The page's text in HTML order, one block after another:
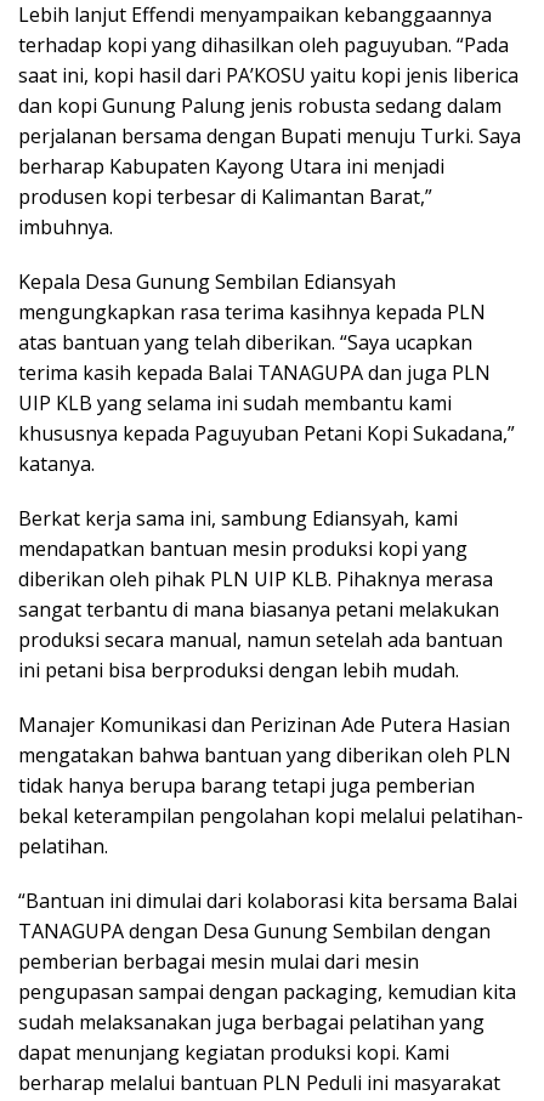
Lebih lanjut Effendi menyampaikan kebanggaannya
terhadap kopi yang dihasilkan oleh paguyuban. “Pada
saat ini, kopi hasil dari PA’KOSU yaitu kopi jenis liberica
dan kopi Gunung Palung jenis robusta sedang dalam
perjalanan bersama dengan Bupati menuju Turki. Saya
berharap Kabupaten Kayong Utara ini menjadi
produsen kopi terbesar di Kalimantan Barat,”
imbuhnya.
Kepala Desa Gunung Sembilan Ediansyah
mengungkapkan rasa terima kasihnya kepada PLN
atas bantuan yang telah diberikan. “Saya ucapkan
terima kasih kepada Balai TANAGUPA dan juga PLN
UIP KLB yang selama ini sudah membantu kami
khususnya kepada Paguyuban Petani Kopi Sukadana,”
katanya.
Berkat kerja sama ini, sambung Ediansyah, kami
mendapatkan bantuan mesin produksi kopi yang
diberikan oleh pihak PLN UIP KLB. Pihaknya merasa
sangat terbantu di mana biasanya petani melakukan
produksi secara manual, namun setelah ada bantuan
ini petani bisa berproduksi dengan lebih mudah.
Manajer Komunikasi dan Perizinan Ade Putera Hasian
mengatakan bahwa bantuan yang diberikan oleh PLN
tidak hanya berupa barang tetapi juga pemberian
bekal keterampilan pengolahan kopi melalui pelatihan-
pelatihan.
“Bantuan ini dimulai dari kolaborasi kita bersama Balai
TANAGUPA dengan Desa Gunung Sembilan dengan
pemberian berbagai mesin mulai dari mesin
pengupasan sampai dengan packaging, kemudian kita
sudah melaksanakan juga berbagai pelatihan yang
dapat menunjang kegiatan produksi kopi. Kami
berharap melalui bantuan PLN Peduli ini masyarakat